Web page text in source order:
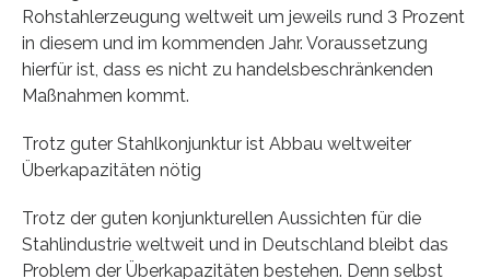
Rohstahlerzeugung weltweit um jeweils rund 3 Prozent
in diesem und im kommenden Jahr. Voraussetzung
hierfür ist, dass es nicht zu handelsbeschränkenden
Maßnahmen kommt.
Trotz guter Stahlkonjunktur ist Abbau weltweiter
Überkapazitäten nötig
Trotz der guten konjunkturellen Aussichten für die
Stahlindustrie weltweit und in Deutschland bleibt das
Problem der Überkapazitäten bestehen. Denn selbst